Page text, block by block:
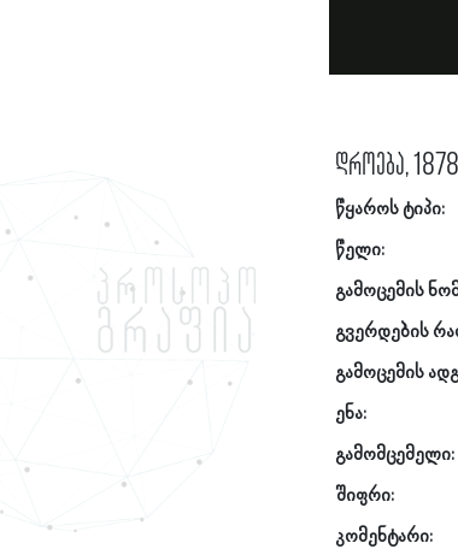
დროება,
წყაროს ტიპი:
წელი:
გამოცემის
გვერდების
გამოცემის
ენა:
გამომცემელი:
შიფრი:
კომენტარი: